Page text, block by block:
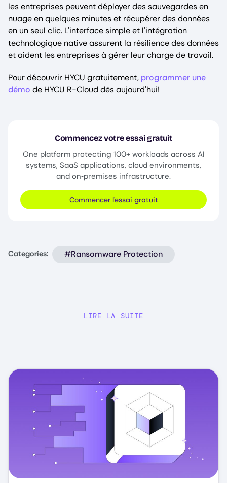
les entreprises peuvent déployer des sauvegardes en
nuage en quelques minutes et récupérer des données
en un seul clic. L'interface simple et l'intégration
technologique native assurent la résilience des données
et aident les entreprises à gérer leur charge de travail.
Pour découvrir HYCU gratuitement, programmer une
démo de HYCU R-Cloud dès aujourd'hui!
Commencez votre essai gratuit
One platform protecting 100+ workloads across AI
systems, SaaS applications, cloud environments,
and on‑premises infrastructure.
Commencer l'essai gratuit
Categories: #Ransomware Protection
LIRE LA SUITE